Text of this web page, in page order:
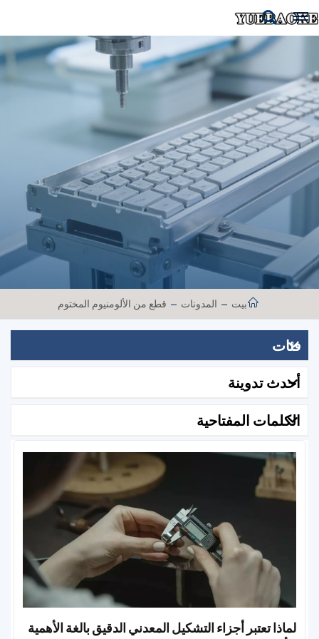
بيت المدونات قطع من الألومنيوم المختوم
فئات
أحدث تدوينة
الكلمات المفتاحية
لماذا تعتبر أجزاء التشكيل المعدني الدقيق بالغة الأهمية